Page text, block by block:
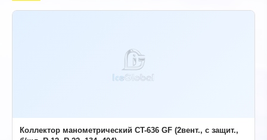
Коллектор манометрический CT-636 GF (2вент., с защит.,